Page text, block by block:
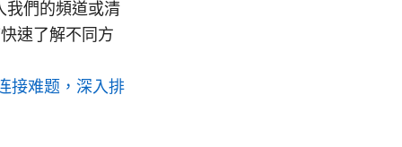
我們的頻道或清
速了解不同方
接难题，深入排